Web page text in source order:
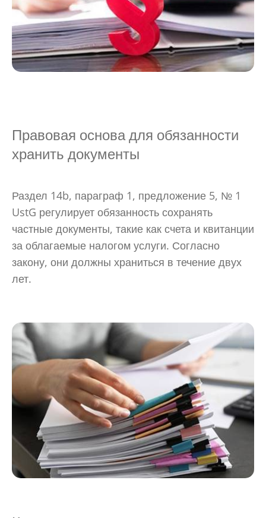
Правовая основа для обязанности
хранить документы
Раздел 14b, параграф 1, предложение 5, № 1
UstG регулирует обязанность сохранять
частные документы, такие как счета и квитанции
за облагаемые налогом услуги. Согласно
закону, они должны храниться в течение двух
лет.